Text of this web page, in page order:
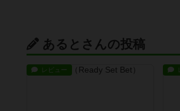
あるとさんの投稿
レビュー